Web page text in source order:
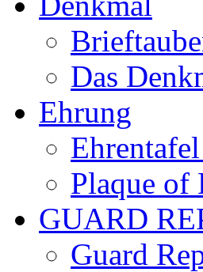
Das
Ehrung
Plaque of
GUARD
Guard